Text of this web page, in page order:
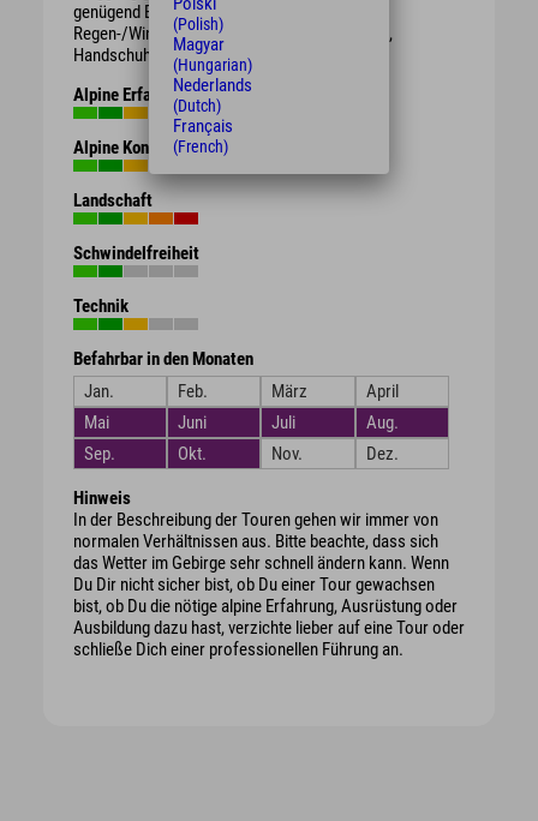
genügend Bremsbelag. Schutzhelm,
Regen-/Wind-/Sonnen-/Wetterschutzkleidung,
Handschuhe, Getränk, Proviant.
Alpine Erfahrung
Alpine Kondition
Landschaft
Schwindelfreiheit
Technik
Befahrbar in den Monaten
Jan.
Feb. März
April
Mai
Juni Juli
Aug.
Sep.
Okt. Nov. Dez.
Hinweis
In der Beschreibung der Touren gehen wir immer von
normalen Verhältnissen aus. Bitte beachte, dass sich
das Wetter im Gebirge sehr schnell ändern kann. Wenn
Du Dir nicht sicher bist, ob Du einer Tour gewachsen
bist, ob Du die nötige alpine Erfahrung, Ausrüstung oder
Ausbildung dazu hast, verzichte lieber auf eine Tour oder
schließe Dich einer professionellen Führung an.
(Polish)
Magyar
(Hungarian)
Nederlands
(Dutch)
Français
(French)